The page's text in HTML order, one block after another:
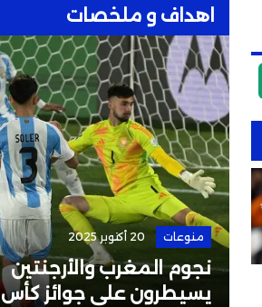
اهداف و ملخصات
منوعات 20 أكتوبر 2025
نجوم المغرب والأرجنتين
يسيطرون على جوائز كأس